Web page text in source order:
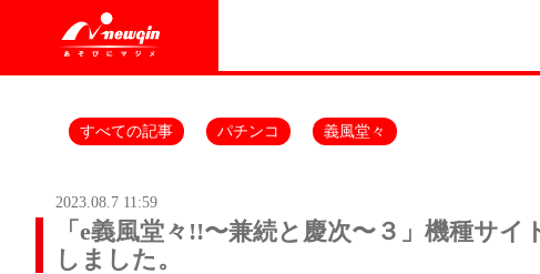
すべての記事 パチンコ 義風堂々
2023.08.7 11:59
「e義風堂々!!〜兼続と慶次〜３」機種サ
しました。